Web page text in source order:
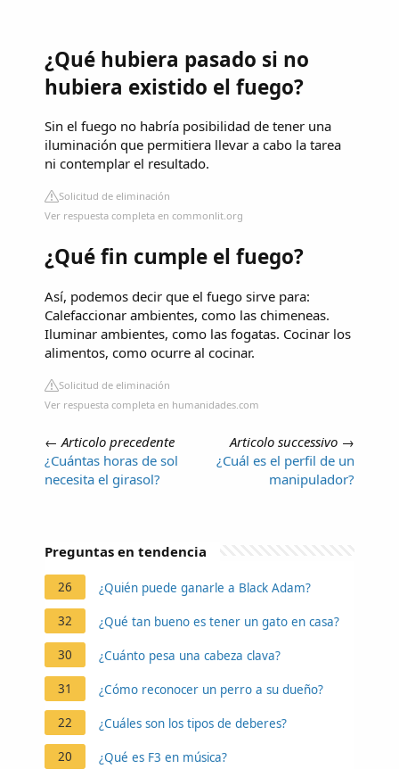
¿Qué hubiera pasado si no
hubiera existido el fuego?
Sin el fuego no habría posibilidad de tener una
iluminación que permitiera llevar a cabo la tarea
ni contemplar el resultado.
Solicitud de eliminación
Ver respuesta completa en commonlit.org
¿Qué fin cumple el fuego?
Así, podemos decir que el fuego sirve para:
Calefaccionar ambientes, como las chimeneas.
Iluminar ambientes, como las fogatas. Cocinar los
alimentos, como ocurre al cocinar.
Solicitud de eliminación
Ver respuesta completa en humanidades.com
← Articolo precedente
¿Cuántas horas de sol
necesita el girasol?
Articolo successivo →
¿Cuál es el perfil de un
manipulador?
Preguntas en tendencia
26 ¿Quién puede ganarle a Black Adam?
32 ¿Qué tan bueno es tener un gato en casa?
30 ¿Cuánto pesa una cabeza clava?
31 ¿Cómo reconocer un perro a su dueño?
22 ¿Cuáles son los tipos de deberes?
20 ¿Qué es F3 en música?